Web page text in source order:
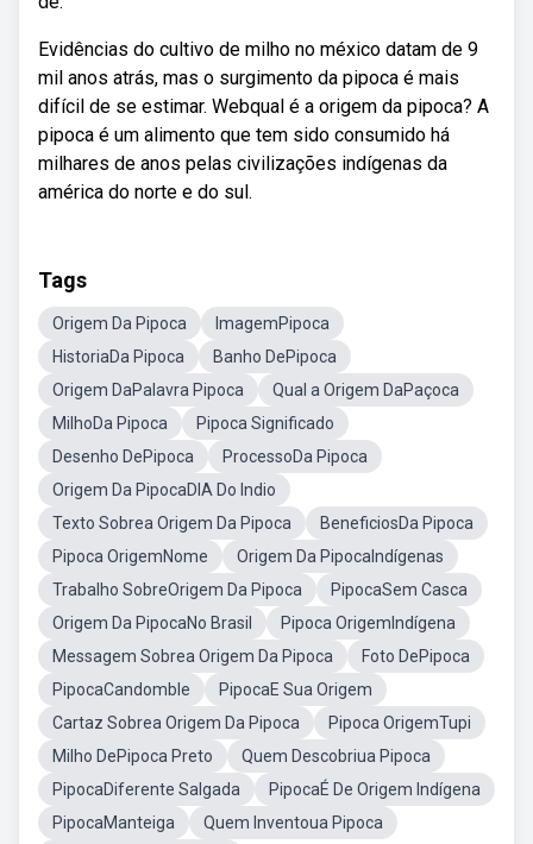
Evidências do cultivo de milho no méxico datam de 9
mil anos atrás, mas o surgimento da pipoca é mais
difícil de se estimar. Webqual é a origem da pipoca? A
pipoca é um alimento que tem sido consumido há
milhares de anos pelas civilizações indígenas da
américa do norte e do sul.
Tags
Origem Da Pipoca
ImagemPipoca
HistoriaDa Pipoca
Banho DePipoca
Origem DaPalavra Pipoca
Qual a Origem DaPaçoca
MilhoDa Pipoca
Pipoca Significado
Desenho DePipoca
ProcessoDa Pipoca
Origem Da PipocaDIA Do Indio
Texto Sobrea Origem Da Pipoca
BeneficiosDa Pipoca
Pipoca OrigemNome
Origem Da PipocaIndígenas
Trabalho SobreOrigem Da Pipoca
PipocaSem Casca
Origem Da PipocaNo Brasil
Pipoca OrigemIndígena
Messagem Sobrea Origem Da Pipoca
Foto DePipoca
PipocaCandomble
PipocaE Sua Origem
Cartaz Sobrea Origem Da Pipoca
Pipoca OrigemTupi
Milho DePipoca Preto
Quem Descobriua Pipoca
PipocaDiferente Salgada
PipocaÉ De Origem Indígena
PipocaManteiga
Quem Inventoua Pipoca